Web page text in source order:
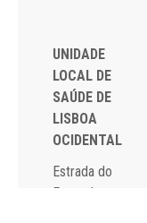
UNIDADE
LOCAL DE
SAÚDE DE
LISBOA
OCIDENTAL
Estrada do
Forte do